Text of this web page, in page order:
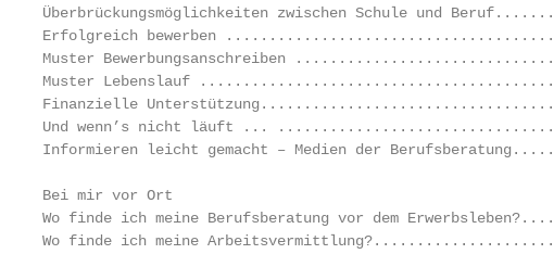
Überbrückungsmöglichkeiten zwischen
Erfolgreich bewerben
Muster Bewerbungsanschreiben
Muster Lebenslauf
Finanzielle
Und wenn’s nicht läuft ...
Informieren leicht gemacht – Medien der
Bei mir vor Ort
Wo finde ich meine Berufsberatung vor dem
Wo finde ich meine